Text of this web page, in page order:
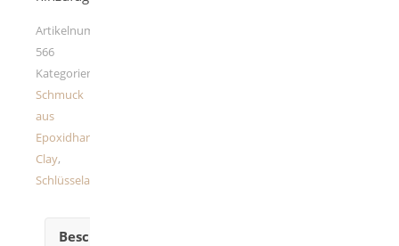
Artikelnummer:
566
Kategorien:
Schmuck
aus
Epoxidharz/Polymer
Clay,
Schlüsselanhänger
Beschreibung